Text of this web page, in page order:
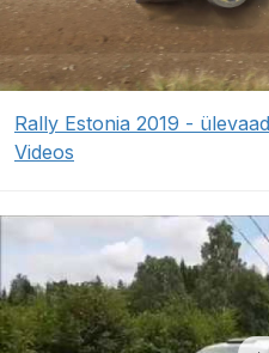
Rally Estonia 2019 -
Videos